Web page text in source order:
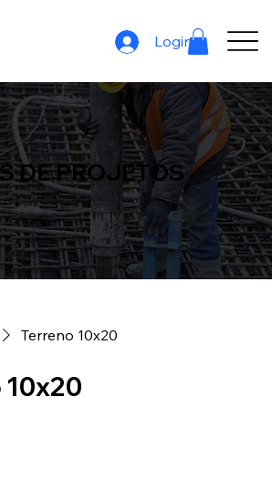
Login
Etapas | Cronograma Básico | Planilha de Obra
DE PROJETOS
Terreno 10x20
10x20